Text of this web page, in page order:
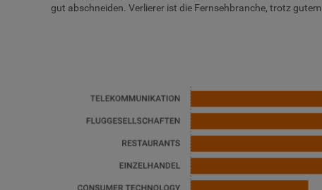
gut abschneiden. Verlierer ist die Fernsehbranche, trotz